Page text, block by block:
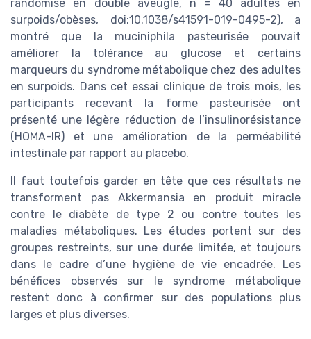
randomisé en double aveugle, n = 40 adultes en
surpoids/obèses, doi:10.1038/s41591-019-0495-2), a
montré que la muciniphila pasteurisée pouvait
améliorer la tolérance au glucose et certains
marqueurs du syndrome métabolique chez des adultes
en surpoids. Dans cet essai clinique de trois mois, les
participants recevant la forme pasteurisée ont
présenté une légère réduction de l’insulinorésistance
(HOMA-IR) et une amélioration de la perméabilité
intestinale par rapport au placebo.
Il faut toutefois garder en tête que ces résultats ne
transforment pas Akkermansia en produit miracle
contre le diabète de type 2 ou contre toutes les
maladies métaboliques. Les études portent sur des
groupes restreints, sur une durée limitée, et toujours
dans le cadre d’une hygiène de vie encadrée. Les
bénéfices observés sur le syndrome métabolique
restent donc à confirmer sur des populations plus
larges et plus diverses.